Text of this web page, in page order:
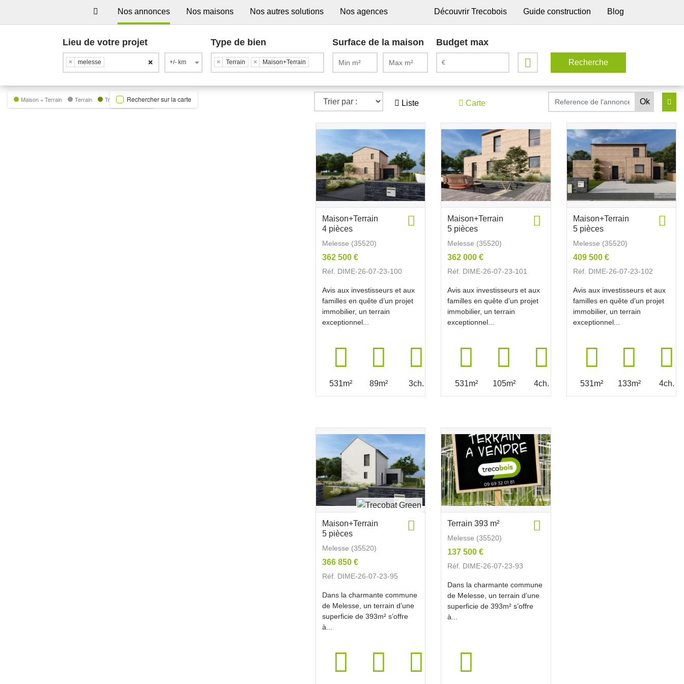
Nos annonces Nos maisons Nos autres solutions Nos agences Découvrir Trecobois Guide construction Blog
Lieu de votre projet
×
× melesse +/- km
Type de bien
× Terrain × Maison+Terrain
Surface de la maison Budget max
Liste Carte
Maison + Terrain Terrain Trecobat GreenRechercher sur la carte
Maison+Terrain
4 pièces
Melesse (35520)
362 500 €
Réf. DIME-26-07-23-100
Avis aux investisseurs et aux
familles en quête d’un projet
immobilier, un terrain
exceptionnel...
531m² 89m² 3ch.
Maison+Terrain
5 pièces
Melesse (35520)
362 000 €
Réf. DIME-26-07-23-101
Avis aux investisseurs et aux
familles en quête d’un projet
immobilier, un terrain
exceptionnel...
531m² 105m² 4ch.
Maison+Terrain
5 pièces
Melesse (35520)
409 500 €
Réf. DIME-26-07-23-102
Avis aux investisseurs et aux
familles en quête d’un projet
immobilier, un terrain
exceptionnel...
531m² 133m² 4ch.
Maison+Terrain
5 pièces
Melesse (35520)
366 850 €
Réf. DIME-26-07-23-95
Dans la charmante commune
de Melesse, un terrain d’une
superficie de 393m² s’offre
à...
Terrain 393 m²
Melesse (35520)
137 500 €
Réf. DIME-26-07-23-93
Dans la charmante commune
de Melesse, un terrain d’une
superficie de 393m² s’offre
à...